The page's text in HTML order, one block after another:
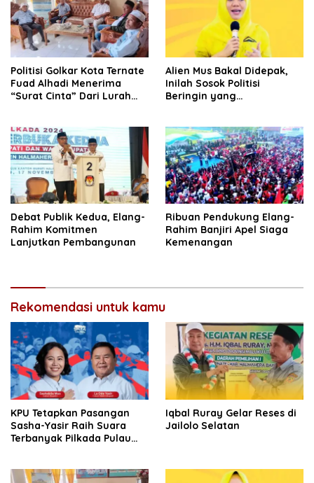
Politisi Golkar Kota Ternate
Fuad Alhadi Menerima
“Surat Cinta” Dari Lurah
Alien Mus Bakal Didepak,
Inilah Sosok Politisi
Beringin yang
Debat Publik Kedua, Elang-
Rahim Komitmen
Lanjutkan Pembangunan
Ribuan Pendukung Elang-
Rahim Banjiri Apel Siaga
Kemenangan
Rekomendasi untuk kamu
KPU Tetapkan Pasangan
Sasha-Yasir Raih Suara
Terbanyak Pilkada Pulau
Iqbal Ruray Gelar Reses di
Jailolo Selatan